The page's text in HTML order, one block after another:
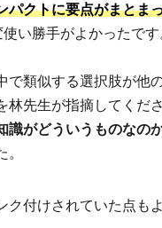
パクトに要点がまとま
使い勝手がよかったです
で類似する選択肢が他
林先生が指摘してくだ
識がどういうものなの
。
ク付けされていた点も